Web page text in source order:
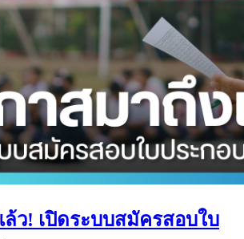
ว! เปิดระบบสมัครสอบใบ